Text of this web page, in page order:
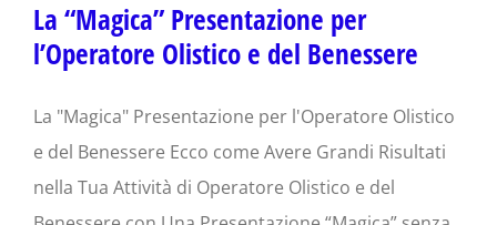
La “Magica” Presentazione per
l’Operatore Olistico e del Benessere
La "Magica" Presentazione per l'Operatore Olistico
e del Benessere Ecco come Avere Grandi Risultati
nella Tua Attività di Operatore Olistico e del